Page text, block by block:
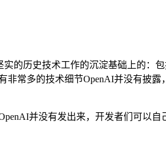
的历史技术工作的沉淀基础上的：
非常多的技术细节OpenAI并没有披
并没有发出来，开发者们可以自